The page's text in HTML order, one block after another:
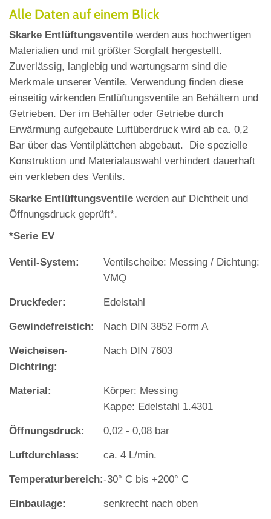
Alle Daten auf einem Blick
Skarke Entlüftungsventile werden aus hochwertigen
Materialien und mit größter Sorgfalt hergestellt.
Zuverlässig, langlebig und wartungsarm sind die
Merkmale unserer Ventile. Verwendung finden diese
einseitig wirkenden Entlüftungsventile an Behältern und
Getrieben. Der im Behälter oder Getriebe durch
Erwärmung aufgebaute Luftüberdruck wird ab ca. 0,2
Bar über das Ventilplättchen abgebaut. Die spezielle
Konstruktion und Materialauswahl verhindert dauerhaft
ein verkleben des Ventils.
Skarke Entlüftungsventile werden auf Dichtheit und
Öffnungsdruck geprüft*.
*Serie EV
Ventil-System:
Ventilscheibe: Messing / Dichtung:
VMQ
Druckfeder: Edelstahl
Gewindefreistich: Nach DIN 3852 Form A
Weicheisen‐
Dichtring:
Nach DIN 7603
Material:
Körper: Messing
Kappe: Edelstahl 1.4301
Öffnungsdruck: 0,02 - 0,08 bar
Luftdurchlass: ca. 4 L/min.
Temperaturbereich:‐30° C bis +200° C
Einbaulage: senkrecht nach oben